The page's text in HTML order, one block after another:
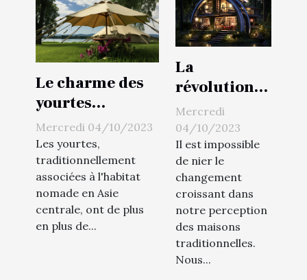
Le charme des
yourtes
contemporaines
en France
Mercredi 04/10/2023
Les yourtes,
traditionnellement
associées à l'habitat
nomade en Asie
centrale, ont de plus
en plus de...
La
révolution
des micro-
maisons
écologiques
Mercredi
04/10/2023
Il est impossible
de nier le
changement
croissant dans
notre perception
des maisons
traditionnelles.
Nous...